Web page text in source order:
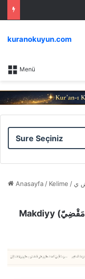
Menü
kuranokuyun.com
Sure
Ayet
Anasayfa / Kelime /